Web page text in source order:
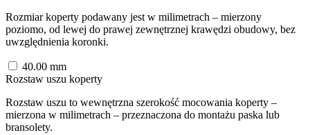
Rozmiar koperty podawany jest w milimetrach – mierzony
poziomo, od lewej do prawej zewnętrznej krawędzi obudowy, bez
uwzględnienia koronki.
40.00 mm
Rozstaw uszu koperty
Rozstaw uszu to wewnętrzna szerokość mocowania koperty –
mierzona w milimetrach – przeznaczona do montażu paska lub
bransolety.